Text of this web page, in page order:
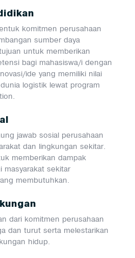
komitmen perusahaan
sumber daya
untuk memberikan
bagi mahasiswa/i dengan
ide yang memiliki nilai
logistik lewat program
jawab sosial perusahaan
dan lingkungan sekitar.
memberikan dampak
masyarakat sekitar
membutuhkan.
dari komitmen perusahaan
dan turut serta melestarikan
hidup.